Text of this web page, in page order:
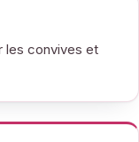
les convives et